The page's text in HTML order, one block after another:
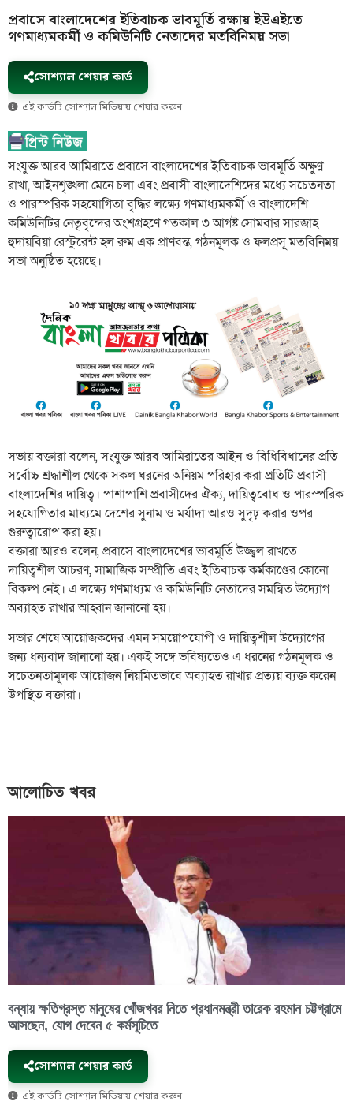
প্রবাসে বাংলাদেশের ইতিবাচক ভাবমূর্তি রক্ষায় ইউএইতে
গণমাধ্যমকর্মী ও কমিউনিটি নেতাদের মতবিনিময় সভা
সোশ্যাল শেয়ার কার্ড
এই কার্ডটি সোশ্যাল মিডিয়ায় শেয়ার করুন
সংযুক্ত আরব আমিরাতে প্রবাসে বাংলাদেশের ইতিবাচক ভাবমূর্তি অক্ষুণ্ন
রাখা, আইনশৃঙ্খলা মেনে চলা এবং প্রবাসী বাংলাদেশিদের মধ্যে সচেতনতা
ও পারস্পরিক সহযোগিতা বৃদ্ধির লক্ষ্যে গণমাধ্যমকর্মী ও বাংলাদেশি
কমিউনিটির নেতৃবৃন্দের অংশগ্রহণে গতকাল ৩ আগষ্ট সোমবার সারজাহ
হুদায়বিয়া রেস্টুরেন্ট হল রুম এক প্রাণবন্ত, গঠনমূলক ও ফলপ্রসূ মতবিনিময়
সভা অনুষ্ঠিত হয়েছে।
সভায় বক্তারা বলেন, সংযুক্ত আরব আমিরাতের আইন ও বিধিবিধানের প্রতি
সর্বোচ্চ শ্রদ্ধাশীল থেকে সকল ধরনের অনিয়ম পরিহার করা প্রতিটি প্রবাসী
বাংলাদেশির দায়িত্ব। পাশাপাশি প্রবাসীদের ঐক্য, দায়িত্ববোধ ও পারস্পরিক
সহযোগিতার মাধ্যমে দেশের সুনাম ও মর্যাদা আরও সুদৃঢ় করার ওপর
গুরুত্বারোপ করা হয়।
বক্তারা আরও বলেন, প্রবাসে বাংলাদেশের ভাবমূর্তি উজ্জ্বল রাখতে
দায়িত্বশীল আচরণ, সামাজিক সম্প্রীতি এবং ইতিবাচক কর্মকাণ্ডের কোনো
বিকল্প নেই। এ লক্ষ্যে গণমাধ্যম ও কমিউনিটি নেতাদের সমন্বিত উদ্যোগ
অব্যাহত রাখার আহ্বান জানানো হয়।
সভার শেষে আয়োজকদের এমন সময়োপযোগী ও দায়িত্বশীল উদ্যোগের
জন্য ধন্যবাদ জানানো হয়। একই সঙ্গে ভবিষ্যতেও এ ধরনের গঠনমূলক ও
সচেতনতামূলক আয়োজন নিয়মিতভাবে অব্যাহত রাখার প্রত্যয় ব্যক্ত করেন
উপস্থিত বক্তারা।
আলোচিত খবর
বন্যায় ক্ষতিগ্রস্ত মানুষের খোঁজখবর নিতে প্রধানমন্ত্রী তারেক রহমান চট্টগ্রামে
আসছেন, যোগ দেবেন ৫ কর্মসূচিতে
সোশ্যাল শেয়ার কার্ড
এই কার্ডটি সোশ্যাল মিডিয়ায় শেয়ার করুন